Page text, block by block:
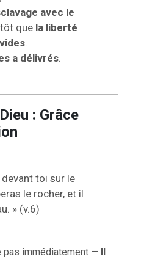
avec le
que la liberté
.
a délivrés.
: Grâce
toi sur le
le rocher, et il
» (v.6)
pas immédiatement —